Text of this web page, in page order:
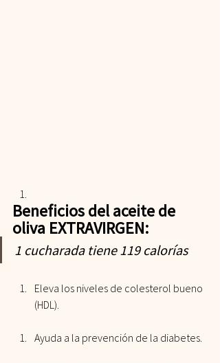
Beneficios del aceite de
oliva EXTRAVIRGEN:
1 cucharada tiene 119 calorías
Eleva los niveles de colesterol bueno
(HDL).
Ayuda a la prevención de la diabetes.